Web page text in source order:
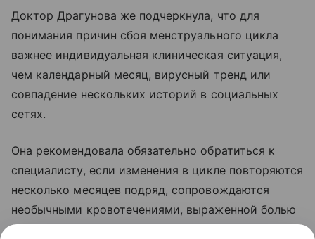
Доктор Драгунова же подчеркнула, что для
понимания причин сбоя менструального цикла
важнее индивидуальная клиническая ситуация,
чем календарный месяц, вирусный тренд или
совпадение нескольких историй в социальных
сетях.
Она рекомендовала обязательно обратиться к
специалисту, если изменения в цикле повторяются
несколько месяцев подряд, сопровождаются
необычными кровотечениями, выраженной болью
или ухудшением самочувствия, а также если